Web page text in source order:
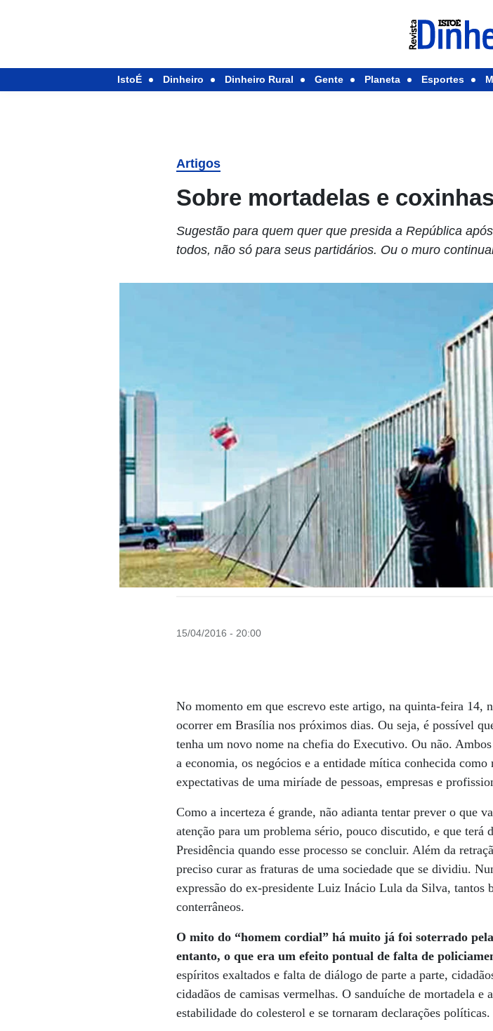
IstoÉ Dinheiro Dinheiro Rural Gente Planeta Esportes
Artigos
Sobre mortadelas e coxinhas
Sugestão para quem quer que presida a República
todos, não só para seus partidários. Ou o muro
15/04/2016 - 20:00
No momento em que escrevo este artigo, na quinta-feira 14,
ocorrer em Brasília nos próximos dias. Ou seja, é possível
tenha um novo nome na chefia do Executivo. Ou não.
a economia, os negócios e a entidade mítica conhecida
expectativas de uma miríade de pessoas, empresas e
Como a incerteza é grande, não adianta tentar prever o que
atenção para um problema sério, pouco discutido, e que terá
Presidência quando esse processo se concluir. Além da
preciso curar as fraturas de uma sociedade que se dividiu.
expressão do ex-presidente Luiz Inácio Lula da Silva, tantos
conterrâneos.
O mito do “homem cordial” há muito já foi soterrado
entanto, o que era um efeito pontual de falta de
espíritos exaltados e falta de diálogo de parte a parte,
cidadãos de camisas vermelhas. O sanduíche de mortadela e
estabilidade do colesterol e se tornaram declarações políticas.